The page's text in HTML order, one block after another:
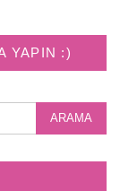
YAPIN :)